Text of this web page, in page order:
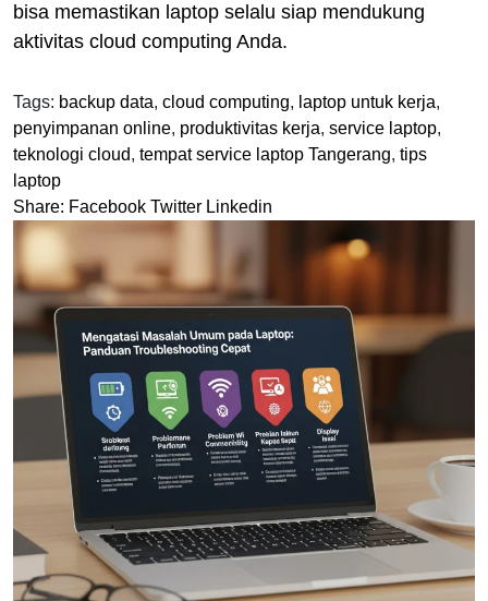
bisa memastikan laptop selalu siap mendukung
aktivitas cloud computing Anda.
Tags: backup data, cloud computing, laptop untuk kerja,
penyimpanan online, produktivitas kerja, service laptop,
teknologi cloud, tempat service laptop Tangerang, tips
laptop
Share: Facebook Twitter Linkedin